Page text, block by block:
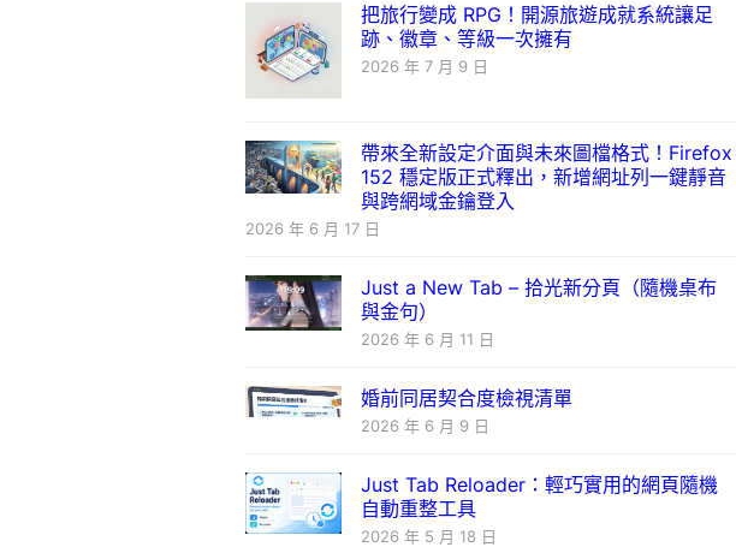
把旅行變成 RPG！開源旅遊成就系統讓足
跡、徽章、等級一次擁有
2026 年 7 月 9 日
帶來全新設定介面與未來圖檔格式！Firefox
152 穩定版正式釋出，新增網址列一鍵靜音
與跨網域金鑰登入
2026 年 6 月 17 日
Just a New Tab – 拾光新分頁（隨機桌布
與金句）
2026 年 6 月 11 日
婚前同居契合度檢視清單
2026 年 6 月 9 日
Just Tab Reloader：輕巧實用的網頁隨機
自動重整工具
2026 年 5 月 18 日